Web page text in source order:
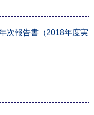
次報告書（2018年度実